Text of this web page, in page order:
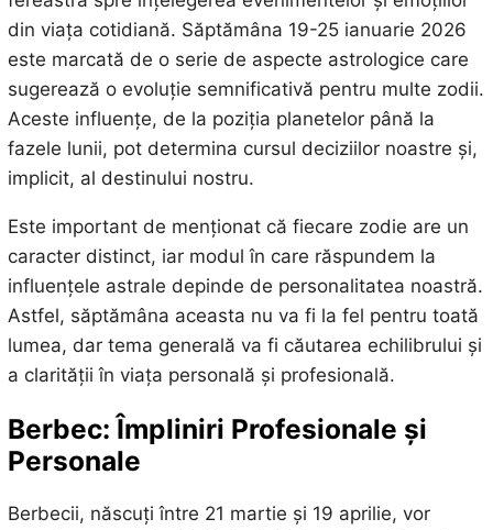
din viața cotidiană. Săptămâna 19-25 ianuarie 2026
este marcată de o serie de aspecte astrologice care
sugerează o evoluție semnificativă pentru multe zodii.
Aceste influențe, de la poziția planetelor până la
fazele lunii, pot determina cursul deciziilor noastre și,
implicit, al destinului nostru.
Este important de menționat că fiecare zodie are un
caracter distinct, iar modul în care răspundem la
influențele astrale depinde de personalitatea noastră.
Astfel, săptămâna aceasta nu va fi la fel pentru toată
lumea, dar tema generală va fi căutarea echilibrului și
a clarității în viața personală și profesională.
Berbec: Împliniri Profesionale și
Personale
Berbecii, născuți între 21 martie și 19 aprilie, vor